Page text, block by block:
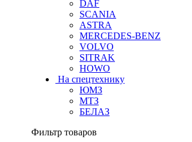
DAF
SCANIA
ASTRA
MERCEDES-BENZ
VOLVO
SITRAK
HOWO
На спецтехнику
ЮМЗ
МТЗ
БЕЛАЗ
Фильтр товаров